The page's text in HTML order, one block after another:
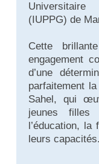
Universitaire
(IUPPG) de
Cette
engagement
d’une
parfaitement
Sahel, qui
jeunes
l’éducation,
leurs capacités.